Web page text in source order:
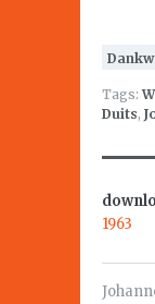
Tags:
Duits,
1963